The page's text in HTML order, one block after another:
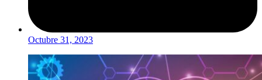
Octubre 31, 2023